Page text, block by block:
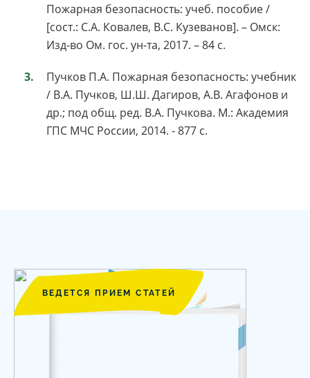
Пожарная безопасность: учеб. пособие /
[сост.: С.А. Ковалев, В.С. Кузеванов]. – Омск:
Изд-во Ом. гос. ун-та, 2017. – 84 с.
Пучков П.А. Пожарная безопасность: учебник
/ В.А. Пучков, Ш.Ш. Дагиров, А.В. Агафонов и
др.; под общ. ред. В.А. Пучкова. М.: Академия
ГПС МЧС России, 2014. - 877 с.
ВЕДЕТСЯ ПРИЕМ СТАТЕЙ